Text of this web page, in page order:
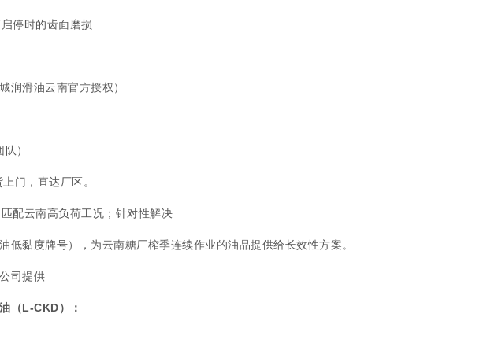
停时的齿面磨损
润滑油云南官方授权）
）
门，直达厂区。
配云南高负荷工况；针对性解决
黏度牌号），为云南糖厂榨季连续作业的油品提供给长效性方案。
司提供
（L-CKD）：